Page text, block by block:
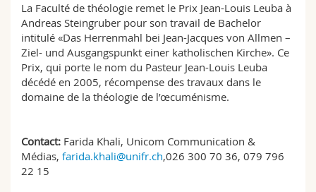
La Faculté de théologie remet le Prix Jean-Louis Leuba à
Andreas Steingruber pour son travail de Bachelor
intitulé «Das Herrenmahl bei Jean-Jacques von Allmen –
Ziel- und Ausgangspunkt einer katholischen Kirche». Ce
Prix, qui porte le nom du Pasteur Jean-Louis Leuba
décédé en 2005, récompense des travaux dans le
domaine de la théologie de l’œcuménisme.
Contact: Farida Khali, Unicom Communication &
Médias, farida.khali@unifr.ch,026 300 70 36, 079 796
22 15